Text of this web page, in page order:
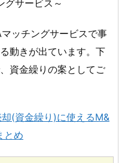
グサービス～
ッチングサービスで事
動きが出ています。下
資金繰りの案としてご
(資金繰り)に使えるM&
とめ